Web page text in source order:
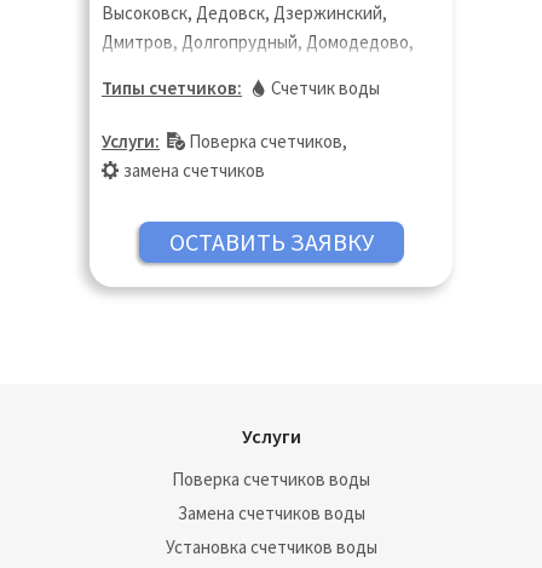
Высоковск, Дедовск, Дзержинский,
Дмитров, Долгопрудный, Домодедово,
Ивантеевка, Истра, Калуга, Клин,
Королёв, Котельники, Красногорск,
Краснозаводск, Краснознаменск, Кубинка,
Лобня, Лыткарино, Люберцы, Москва,
Мытищи, Ногинск, Одинцово, Павловский
Посад, Пересвет, Протвино, Пушкино,
Раменское, Реутов, Сергиев Посад,
Типы счетчиков: Счетчик воды
Услуги: Поверка счетчиков,
замена счетчиков
Услуги
Поверка счетчиков воды
Замена счетчиков воды
Установка счетчиков воды